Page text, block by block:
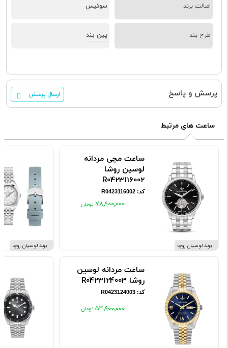
اصالت برند سوئیس
طرح بند پین بند
پرسش و پاسخ ارسال پرسش
ساعت های مرتبط
برند لوسیان روچا
ساعت مچی مردانه
لوسین روشا
R0423116002
کد: R0423116002
۷۸٬۹۰۰٬۰۰۰
ساعت مردانه لوسین
روشا R0423124003
کد: R0423124003
۵۴٬۹۰۰٬۰۰۰
برند لوسیان روچا